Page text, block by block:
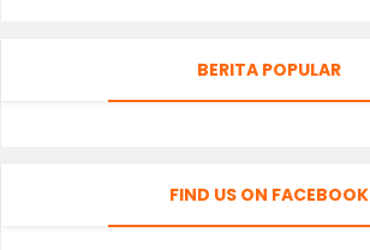
BERITA POPULAR
FIND US ON FACEBOOK